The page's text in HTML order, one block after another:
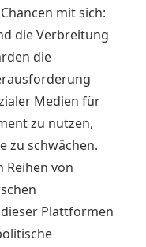
mit sich:
die Verbreitung
die
Medien für
zu nutzen,
zu schwächen.
Reihen von
Plattformen